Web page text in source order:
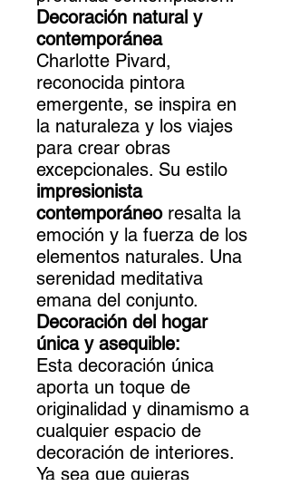
Decoración natural y
contemporánea
Charlotte Pivard,
reconocida pintora
emergente, se inspira en
la naturaleza y los viajes
para crear obras
excepcionales. Su estilo
impresionista
contemporáneoresalta la
emoción y la fuerza de los
elementos naturales. Una
serenidad meditativa
emana del conjunto.
Decoración del hogar
única y asequible:
Esta decoración única
aporta un toque de
originalidad y dinamismo a
cualquier espacio de
decoración de interiores.
Ya sea que quieras